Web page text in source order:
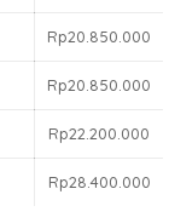
Rp20.850.000
Rp20.850.000
Rp22.200.000
Rp28.400.000